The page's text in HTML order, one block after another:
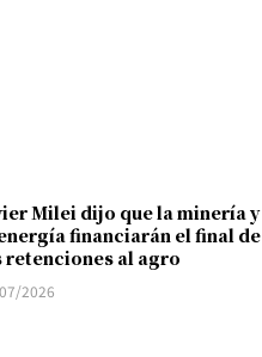
Milei dijo que la minería y
financiarán el final de
retenciones al agro
2026